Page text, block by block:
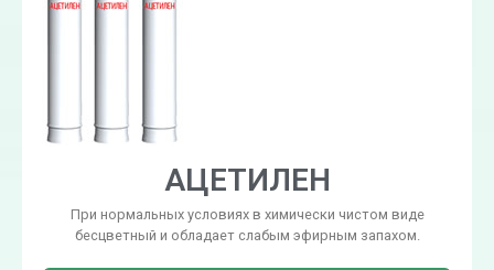
АЦЕТИЛЕН
При нормальных условиях в химически чистом виде
бесцветный и обладает слабым эфирным запахом.